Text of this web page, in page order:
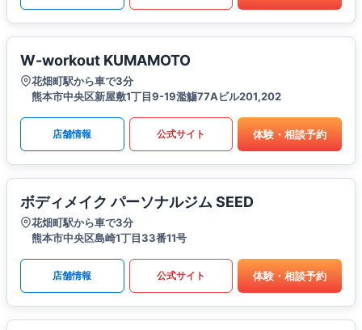
W-workout KUMAMOTO
花畑町駅から車で3分
熊本市中央区新屋敷1丁目9-19濫觴77Aビル201,202
店舗情報 公式サイト 体験・相談予約
ボディメイク パーソナルジム SEED
花畑町駅から車で3分
熊本市中央区島崎1丁目33番11号
店舗情報 公式サイト 体験・相談予約